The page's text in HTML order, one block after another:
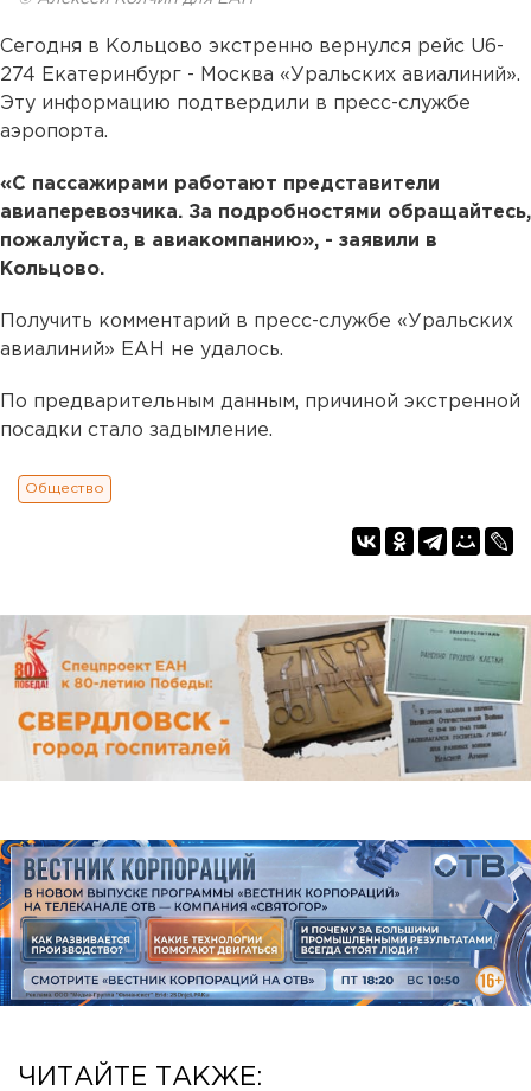
Сегодня в Кольцово экстренно вернулся рейс U6-
274 Екатеринбург - Москва «Уральских авиалиний».
Эту информацию подтвердили в пресс-службе
аэропорта.
«С пассажирами работают представители
авиаперевозчика. За подробностями обращайтесь,
пожалуйста, в авиакомпанию», - заявили в
Кольцово.
Получить комментарий в пресс-службе «Уральских
авиалиний» ЕАН не удалось.
По предварительным данным, причиной экстренной
посадки стало задымление.
Общество
ЧИТАЙТЕ ТАКЖЕ: